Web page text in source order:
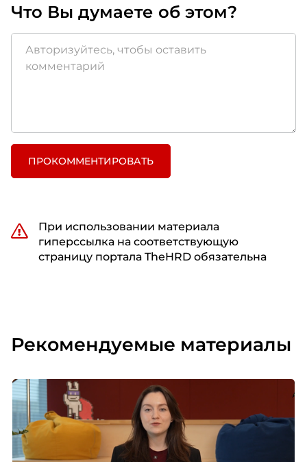
Что Вы думаете об этом?
ПРОКОММЕНТИРОВАТЬ
При использовании материала
гиперссылка на соответствующую
страницу портала TheHRD обязательна
Рекомендуемые материалы